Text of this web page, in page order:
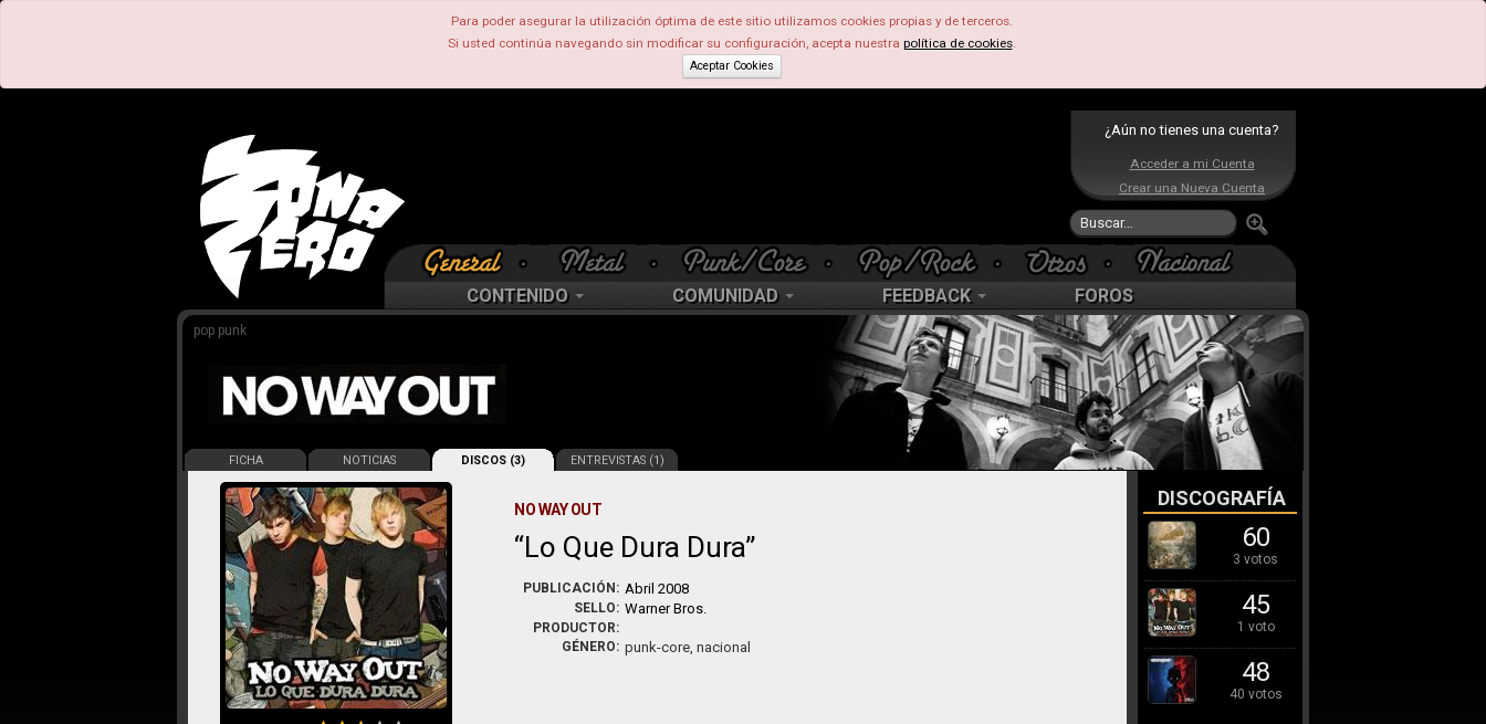
Para poder asegurar la utilización óptima de este sitio utilizamos cookies propias y de terceros.
Si usted continúa navegando sin modificar su configuración, acepta nuestra política de cookies.
Aceptar Cookies
¿Aún no tienes una cuenta?
Acceder a mi Cuenta
Crear una Nueva Cuenta
CONTENIDO COMUNIDAD FEEDBACK FOROS
pop punk
FICHA NOTICIAS DISCOS (3) ENTREVISTAS (1)
NO WAY OUT
Lo Que Dura Dura
PUBLICACIÓN: Abril 2008
SELLO: Warner Bros.
PRODUCTOR:
GÉNERO: punk-core, nacional
DISCOGRAFÍA
60
3 votos
45
1 voto
48
40 votos